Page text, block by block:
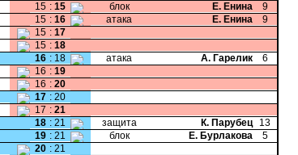
15 : 15 блок Е. Енина
9
15 : 16 атака Е. Енина
9
15 : 17
15 : 18
16 : 18 атака А. Гарелик
6
16 : 19
16 : 20
17 : 20
17 : 21
18 : 21 защита К. Парубец
13
19 : 21 блок Е. Бурлакова
5
20 : 21